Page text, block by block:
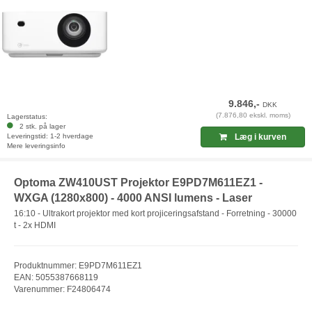
Lagerstatus:
2 stk. på lager
Leveringstid: 1-2 hverdage
Mere leveringsinfo
9.846,-DKK
(7.876,80 ekskl. moms)
Læg i kurven
Optoma ZW410UST Projektor E9PD7M611EZ1 -
WXGA (1280x800) - 4000 ANSI lumens - Laser
16:10 - Ultrakort projektor med kort projiceringsafstand - Forretning - 30000
t - 2x HDMI
Produktnummer: E9PD7M611EZ1
EAN: 5055387668119
Varenummer: F24806474